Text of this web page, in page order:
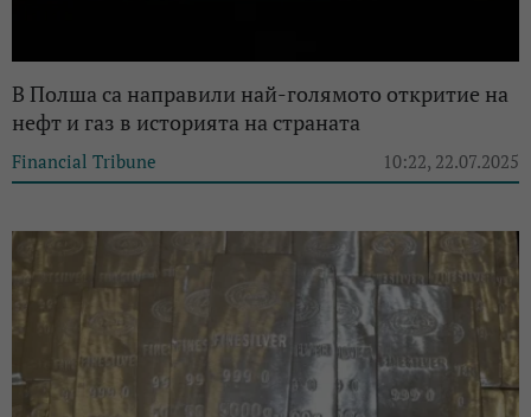
В Полша са направили най-голямото откритие на
нефт и газ в историята на страната
Financial Tribune 10:22, 22.07.2025